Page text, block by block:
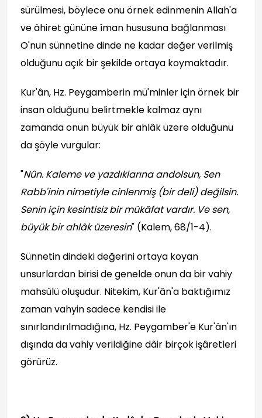
sürülmesi, böylece onu örnek edinmenin Allah'a
ve âhiret gününe îman hususuna bağlanması
O'nun sünnetine dinde ne kadar değer verilmiş
olduğunu açık bir şekilde ortaya koymaktadır.
Kur'ân, Hz. Peygamberin mü'minler için örnek bir
insan olduğunu belirtmekle kalmaz aynı
zamanda onun büyük bir ahlâk üzere olduğunu
da şöyle vurgular:
"Nûn. Kaleme ve yazdıklarına andolsun, Sen
Rabb'inin nimetiyle cinlenmiş (bir deli) değilsin.
Senin için kesintisiz bir mükâfat vardır. Ve sen,
büyük bir ahlâk üzeresin" (Kalem, 68/1-4).
Sünnetin dindeki değerini ortaya koyan
unsurlardan birisi de genelde onun da bir vahiy
mahsûlü oluşudur. Nitekim, Kur'ân'a baktığımız
zaman vahyin sadece kendisi ile
sınırlandırılmadığına, Hz. Peygamber'e Kur'ân'ın
dışında da vahiy verildiğine dâir birçok işâretleri
görürüz.